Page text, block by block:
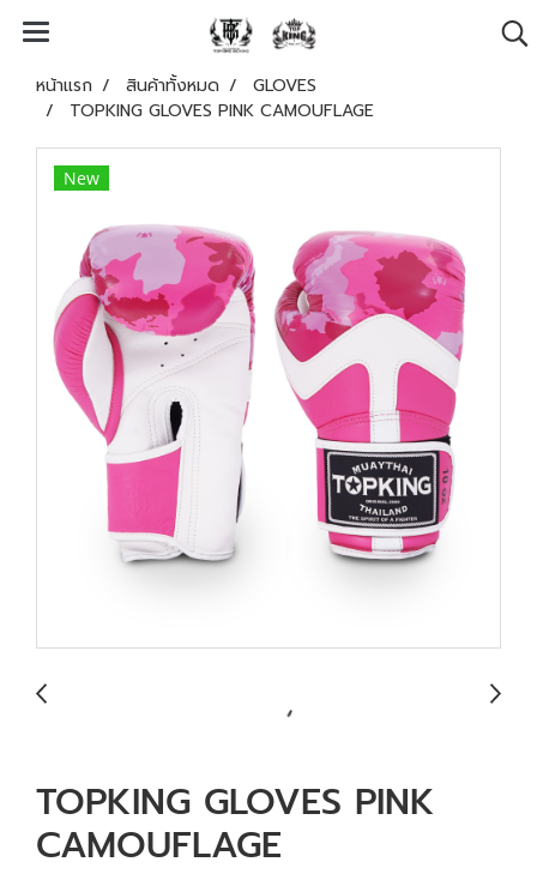
หน้าแรก สินค้าทั้งหมด
GLOVES
TOPKING GLOVES PINK CAMOUFLAGE
New
TOPKING GLOVES PINK
CAMOUFLAGE